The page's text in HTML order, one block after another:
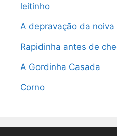
leitinho
A depravação da noiva
Rapidinha antes de
A Gordinha Casada
Corno